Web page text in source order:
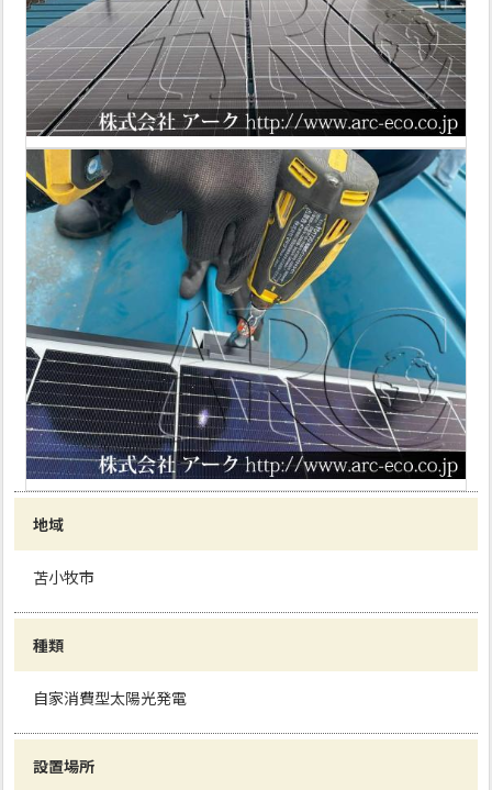
地域
苫小牧市
種類
自家消費型太陽光発電
設置場所